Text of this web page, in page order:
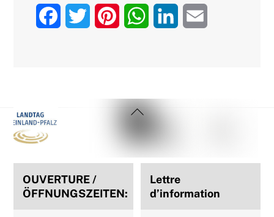
o
k
r e
s
W
p
p
I
Back
Top
OUVERTURE /
ÖFFNUNGSZEITEN:
Lettre
d’information